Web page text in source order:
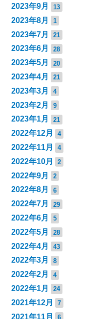
2023年9月 13
2023年8月 1
2023年7月 21
2023年6月 28
2023年5月 20
2023年4月 21
2023年3月 4
2023年2月 9
2023年1月 21
2022年12月 4
2022年11月 4
2022年10月 2
2022年9月 2
2022年8月 6
2022年7月 29
2022年6月 5
2022年5月 28
2022年4月 43
2022年3月 8
2022年2月 4
2022年1月 24
2021年12月 7
2021年11月 6